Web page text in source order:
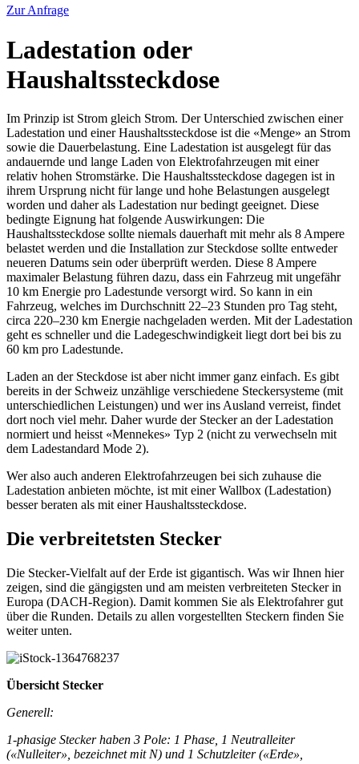
Zur Anfrage
Ladestation oder
Haushaltssteckdose
Im Prinzip ist Strom gleich Strom. Der Unterschied zwischen einer
Ladestation und einer Haushaltssteckdose ist die «Menge» an Strom
sowie die Dauerbelastung. Eine Ladestation ist ausgelegt für das
andauernde und lange Laden von Elektrofahrzeugen mit einer
relativ hohen Stromstärke. Die Haushaltssteckdose dagegen ist in
ihrem Ursprung nicht für lange und hohe Belastungen ausgelegt
worden und daher als Ladestation nur bedingt geeignet. Diese
bedingte Eignung hat folgende Auswirkungen: Die
Haushaltssteckdose sollte niemals dauerhaft mit mehr als 8 Ampere
belastet werden und die Installation zur Steckdose sollte entweder
neueren Datums sein oder überprüft werden. Diese 8 Ampere
maximaler Belastung führen dazu, dass ein Fahrzeug mit ungefähr
10 km Energie pro Ladestunde versorgt wird. So kann in ein
Fahrzeug, welches im Durchschnitt 22–23 Stunden pro Tag steht,
circa 220–230 km Energie nachgeladen werden. Mit der Ladestation
geht es schneller und die Ladegeschwindigkeit liegt dort bei bis zu
60 km pro Ladestunde.
Laden an der Steckdose ist aber nicht immer ganz einfach. Es gibt
bereits in der Schweiz unzählige verschiedene Steckersysteme (mit
unterschiedlichen Leistungen) und wer ins Ausland verreist, findet
dort noch viel mehr. Daher wurde der Stecker an der Ladestation
normiert und heisst «Mennekes» Typ 2 (nicht zu verwechseln mit
dem Ladestandard Mode 2).
Wer also auch anderen Elektrofahrzeugen bei sich zuhause die
Ladestation anbieten möchte, ist mit einer Wallbox (Ladestation)
besser beraten als mit einer Haushaltssteckdose.
Die verbreitetsten Stecker
Die Stecker-Vielfalt auf der Erde ist gigantisch. Was wir Ihnen hier
zeigen, sind die gängigsten und am meisten verbreiteten Stecker in
Europa (DACH-Region). Damit kommen Sie als Elektrofahrer gut
über die Runden. Details zu allen vorgestellten Steckern finden Sie
weiter unten.
Übersicht Stecker
Generell:
1-phasige Stecker haben 3 Pole: 1 Phase, 1 Neutralleiter
(«Nulleiter», bezeichnet mit N) und 1 Schutzleiter («Erde»,